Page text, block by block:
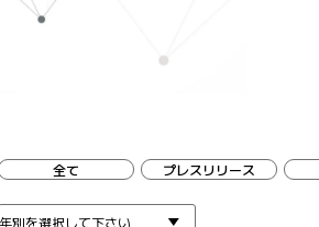
全て プレスリリース